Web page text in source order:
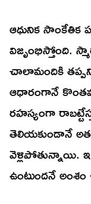
ఆధునిక సాంకేతిక
విజృంభిస్తోంది.
చాలామందికి
ఆధారంగానే
రహస్యంగా
తెలియకుండానే
వెళ్లిపోతున్నాయి.
ఉంటుందనే అంశం